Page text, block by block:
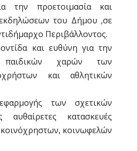
την προετοιμασία και
του Δήμου ,σε
Περιβάλλοντος.
και ευθύνη για την
χαρών των
και αθλητικών
των σχετικών
αυθαίρετες κατασκευές
κοινόχρηστων, κοινωφελών